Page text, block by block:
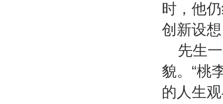
时，他
创新设
先生
貌。“桃
的人生